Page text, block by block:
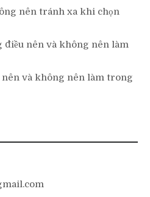
nên tránh xa khi chọn
điều nên và không nên làm
nên và không nên làm trong